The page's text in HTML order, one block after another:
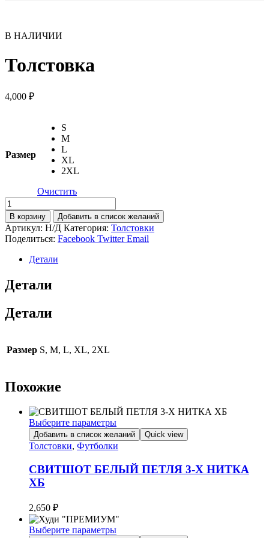
В НАЛИЧИИ
Толстовка
4,000 ₽
Размер
S
M
L
XL
2XL
Очистить
Количество
товара
Толстовка
В корзину Добавить в список желаний
Артикул: Н/Д Категория: Толстовки
Поделиться: Facebook Twitter Email
Детали
Детали
Детали
Размер S, M, L, XL, 2XL
Похожие
Выберите параметры
Этот
товар
несколько
вариаций.
Опции
выбрать
на
странице
Добавить в список желаний Quick view
Толстовки, Футболки
СВИТШОТ БЕЛЫЙ ПЕТЛЯ 3-Х НИТКА
ХБ
2,650 ₽
Выберите параметры